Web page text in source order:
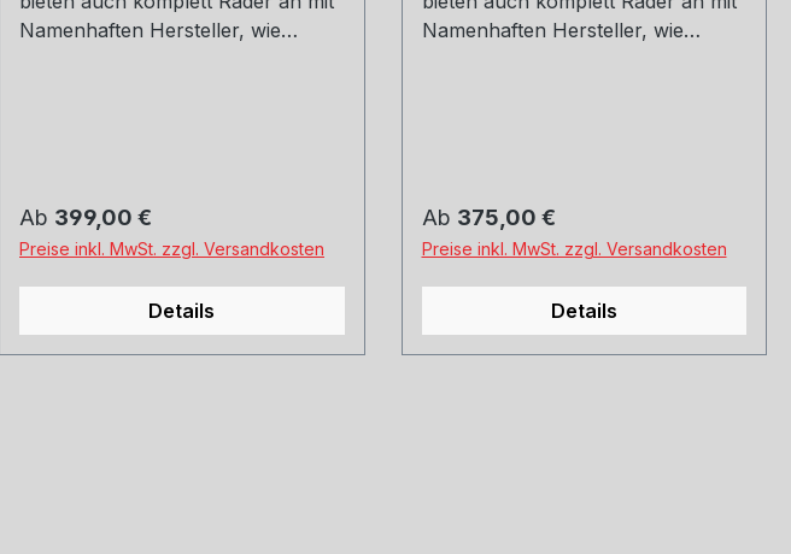
Namenhaften Hersteller, wie
Regulärer Preis:
Ab 399,00 €
Preise inkl. MwSt. zzgl. Versandkosten
Details
Namenhaften Hersteller, wie
Regulärer Preis:
Ab 375,00 €
Preise inkl. MwSt. zzgl. Versandkosten
Details